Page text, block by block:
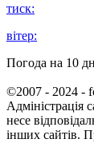
тиск:
вітер:
Погода на 10
©2007 - 2024 -
Адміністрація
несе
інших сайтів.